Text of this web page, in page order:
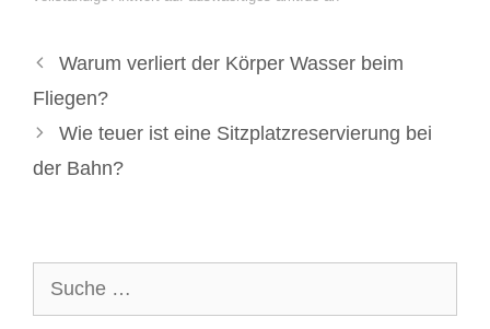
Warum verliert der Körper Wasser beim
Fliegen?
Wie teuer ist eine Sitzplatzreservierung bei
der Bahn?
nach: